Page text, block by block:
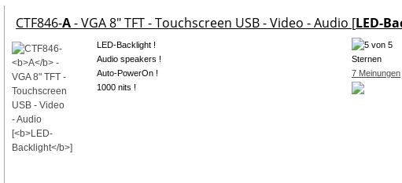
CTF846-A- VGA 8" TFT - Touchscreen USB - Video - Audio [LED-
LED-Backlight !
Audio speakers !
Auto-PowerOn !
1000 nits !
7 Meinungen